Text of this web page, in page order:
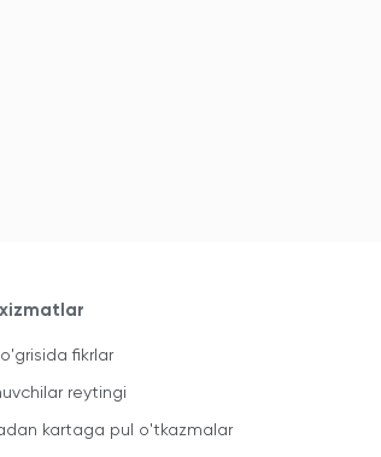
xizmatlar
fikrlar
reytingi
kartaga pul o'tkazmalar